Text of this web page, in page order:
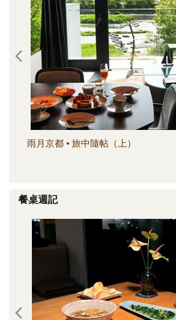
活動實況記錄
媒體報導一覽
合作與代言
訂閱電子報
雨月京都 • 旅中隨帖（上）
餐桌週記